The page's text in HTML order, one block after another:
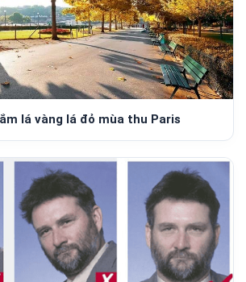
lá vàng lá đỏ mùa thu Paris